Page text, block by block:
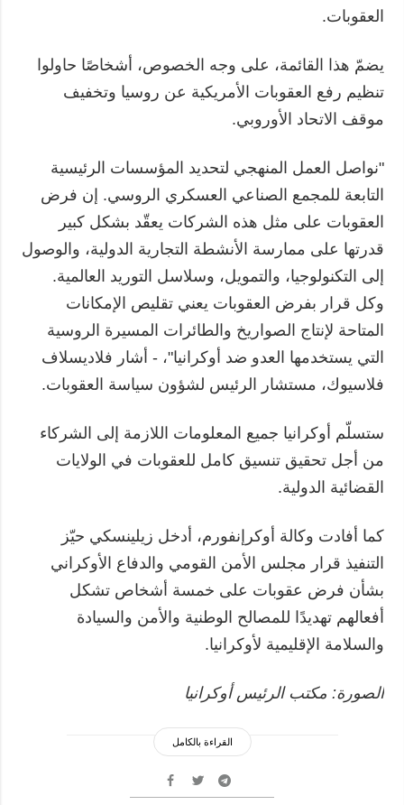
العقوبات.
يضمّ هذا القائمة، على وجه الخصوص، أشخاصًا حاولوا
تنظيم رفع العقوبات الأمريكية عن روسيا وتخفيف
موقف الاتحاد الأوروبي.
"نواصل العمل المنهجي لتحديد المؤسسات الرئيسية
التابعة للمجمع الصناعي العسكري الروسي. إن فرض
العقوبات على مثل هذه الشركات يعقّد بشكل كبير
قدرتها على ممارسة الأنشطة التجارية الدولية، والوصول
إلى التكنولوجيا، والتمويل، وسلاسل التوريد العالمية.
وكل قرار بفرض العقوبات يعني تقليص الإمكانات
المتاحة لإنتاج الصواريخ والطائرات المسيرة الروسية
التي يستخدمها العدو ضد أوكرانيا"، - أشار فلاديسلاف
فلاسيوك، مستشار الرئيس لشؤون سياسة العقوبات.
ستسلّم أوكرانيا جميع المعلومات اللازمة إلى الشركاء
من أجل تحقيق تنسيق كامل للعقوبات في الولايات
القضائية الدولية.
كما أفادت وكالة أوكرإنفورم، أدخل زيلينسكي حيّز
التنفيذ قرار مجلس الأمن القومي والدفاع الأوكراني
بشأن فرض عقوبات على خمسة أشخاص تشكل
أفعالهم تهديدًا للمصالح الوطنية والأمن والسيادة
والسلامة الإقليمية لأوكرانيا.
الصورة: مكتب الرئيس أوكرانيا
القراءة بالكامل